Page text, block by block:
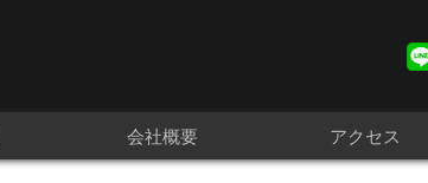
会社概要 アクセス